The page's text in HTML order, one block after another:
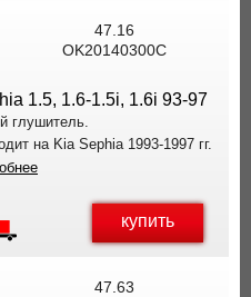
47.16
OK20140300C
1.5, 1.6-1.5i, 1.6i 93-97
глушитель.
на Kia Sephia 1993-1997 гг.
купить
47.63